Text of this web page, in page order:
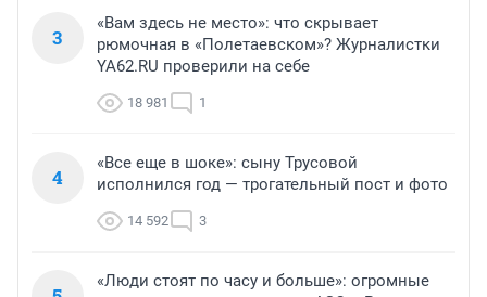
3
«Вам здесь не место»: что скрывает
рюмочная в «Полетаевском»? Журналистки
YA62.RU проверили на себе
18 981 1
4
«Все еще в шоке»: сыну Трусовой
исполнился год — трогательный пост и фото
14 592 3
«Люди стоят по часу и больше»: огромные